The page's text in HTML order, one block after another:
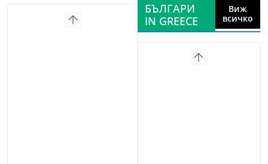
БЪЛГАРИ
IN GREECE
Виж
всичко